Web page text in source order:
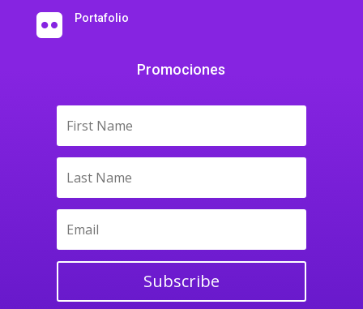
 Portafolio
Promociones
Subscribe